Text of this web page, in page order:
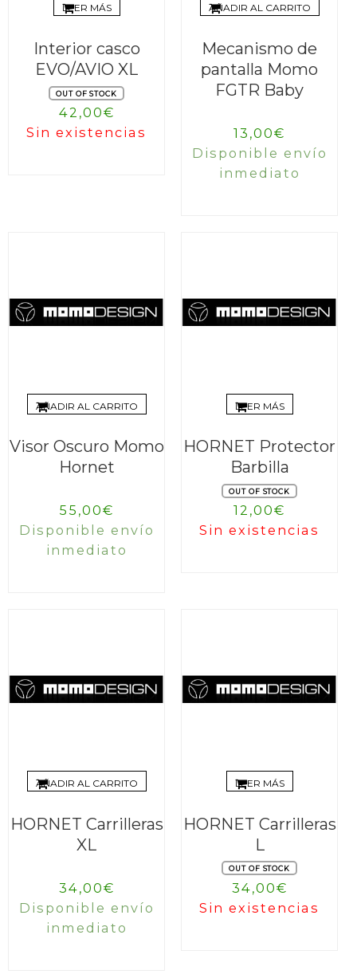
LEER MÁS
Interior casco
EVO/AVIO XL
OUT OF STOCK
42,00€
Sin existencias
AÑADIR AL CARRITO
Mecanismo de
pantalla Momo
FGTR Baby
13,00€
Disponible envío
inmediato
AÑADIR AL CARRITO
Visor Oscuro Momo
Hornet
55,00€
Disponible envío
inmediato
LEER MÁS
HORNET Protector
Barbilla
OUT OF STOCK
12,00€
Sin existencias
AÑADIR AL CARRITO
HORNET Carrilleras
XL
34,00€
Disponible envío
inmediato
LEER MÁS
HORNET Carrilleras
L
OUT OF STOCK
34,00€
Sin existencias